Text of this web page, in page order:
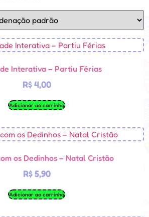
Interativa – Partiu Férias
R$4,00
Adicionar ao carrinho
os Dedinhos – Natal Cristão
R$5,90
Adicionar ao carrinho